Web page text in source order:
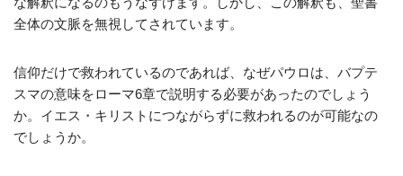
全体の文脈を無視してされています。
信仰だけで救われているのであれば、なぜパウロは、バプテ
スマの意味をローマ6章で説明する必要があったのでしょう
か。イエス・キリストにつながらずに救われるのが可能なの
でしょうか。